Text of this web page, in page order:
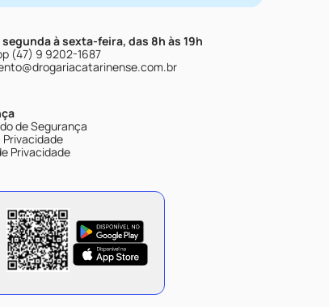
segunda à sexta-feira, das 8h às 19h
(47) 9 9202-1687
de Segurança
Privacidade
Privacidade